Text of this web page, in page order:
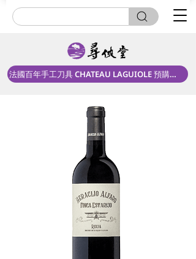
法國百年手工刀具 CHATEAU LAGUIOLE 預購中！